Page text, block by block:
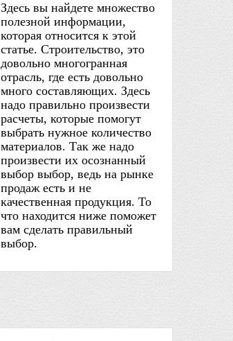
Здесь вы найдете множество
полезной информации,
которая относится к этой
статье. Строительство, это
довольно многогранная
отрасль, где есть довольно
много составляющих. Здесь
надо правильно произвести
расчеты, которые помогут
выбрать нужное количество
материалов. Так же надо
произвести их осознанный
выбор выбор, ведь на рынке
продаж есть и не
качественная продукция. То
что находится ниже поможет
вам сделать правильный
выбор.